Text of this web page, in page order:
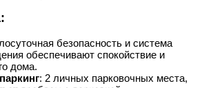
безопасность и система
обеспечивают спокойствие и
дома.
: 2 личных парковочных места,